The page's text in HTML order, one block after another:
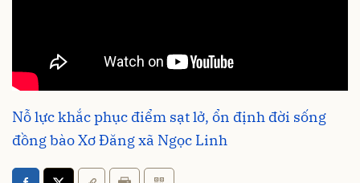
Nỗ lực khắc phục điểm sạt lở, ổn định đời sống
đồng bào Xơ Đăng xã Ngọc Linh